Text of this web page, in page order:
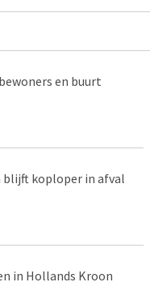
en buurt
blijft koploper in afval
in Hollands Kroon